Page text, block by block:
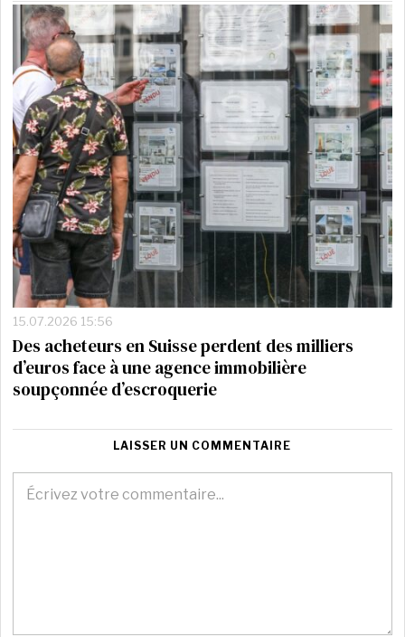
15.07.2026 15:56
Des acheteurs en Suisse perdent des milliers
d’euros face à une agence immobilière
soupçonnée d’escroquerie
LAISSER UN COMMENTAIRE